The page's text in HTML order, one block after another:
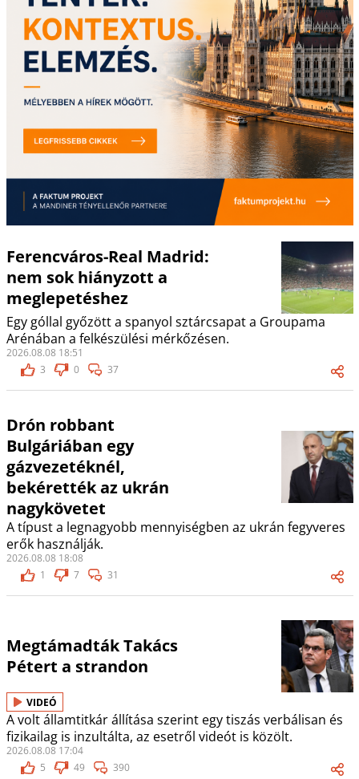
Ferencváros-Real Madrid:
nem sok hiányzott a
meglepetéshez
Egy góllal győzött a spanyol sztárcsapat a Groupama
Arénában a felkészülési mérkőzésen.
2026.08.08 18:51
3
0 37
Drón robbant
Bulgáriában egy
gázvezetéknél,
bekérették az ukrán
nagykövetet
A típust a legnagyobb mennyiségben az ukrán fegyveres
erők használják.
2026.08.08 18:08
1
7 31
Megtámadták Takács
Pétert a strandon
VIDEÓ
A volt államtitkár állítása szerint egy tiszás verbálisan és
fizikailag is inzultálta, az esetről videót is közölt.
2026.08.08 17:04
5
49 390